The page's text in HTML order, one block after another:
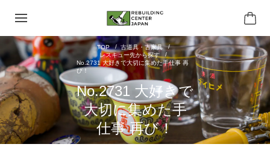
古道具・古家具
レスキュー先から探す
No.2731 大好きで大切に集めた手仕事 再
び！
No.2731 大好きで
大切に集めた手
仕事 再び！